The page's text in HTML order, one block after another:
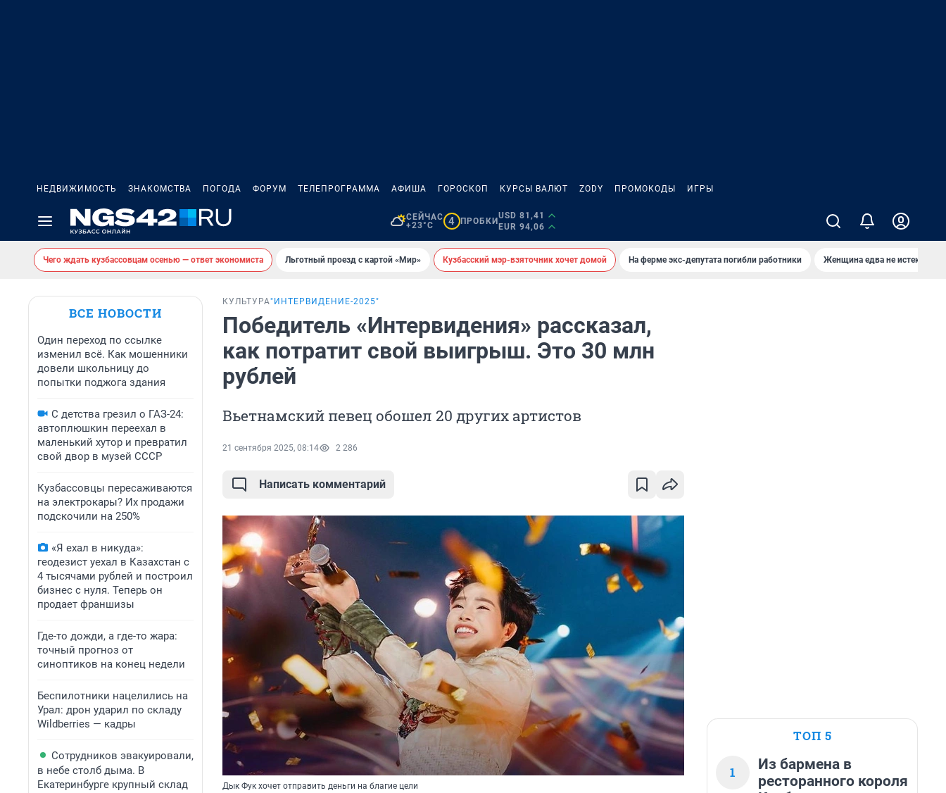
НЕДВИЖИМОСТЬ ЗНАКОМСТВА ПОГОДА ФОРУМ ТЕЛЕПРОГРАММА АФИША ГОРОСКОП КУРСЫ ВАЛЮТ ZODY ПРОМОКОДЫ ИГРЫ
СЕЙЧАС
+23°C
4 ПРОБКИ
USD 81,41
EUR 94,06
Чего ждать кузбассовцам осенью — ответ экономиста Льготный проезд с картой «Мир» Кузбасский мэр-взяточник хочет домой На ферме экс-депутата погибли работники Женщина едва не истекла
ВСЕ НОВОСТИ
Один переход по ссылке
изменил всё. Как мошенники
довели школьницу до
попытки поджога здания
С детства грезил о ГАЗ-24:
автоплюшкин переехал в
маленький хутор и превратил
свой двор в музей СССР
Кузбассовцы пересаживаются
на электрокары? Их продажи
подскочили на 250%
«Я ехал в никуда»:
геодезист уехал в Казахстан с
4 тысячами рублей и построил
бизнес с нуля. Теперь он
продает франшизы
Где-то дожди, а где-то жара:
точный прогноз от
синоптиков на конец недели
Беспилотники нацелились на
Урал: дрон ударил по складу
Wildberries — кадры
Сотрудников эвакуировали,
в небе столб дыма. В
Екатеринбурге крупный склад
КУЛЬТУРА"ИНТЕРВИДЕНИЕ-2025"
Победитель «Интервидения» рассказал,
как потратит свой выигрыш. Это 30 млн
рублей
Вьетнамский певец обошел 20 других артистов
21 сентября 2025, 08:14 2 286
Написать комментарий
Дык Фук хочет отправить деньги на благие цели
ТОП 5
1
Из бармена в
ресторанного короля